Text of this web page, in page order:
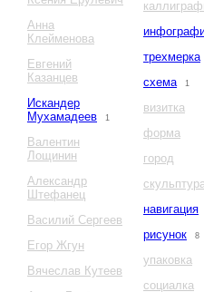
Анна
Клейменова
Евгений
Казанцев
Искандер
Мухамадеев
1
Валентин
Лощинин
Александр
Штефанец
Василий Сергеев
Егор Жгун
Вячеслав Кутеев
трехмерка
схема 1
визитка
форма
город
навигация
рисунок 8
упаковка
социалка